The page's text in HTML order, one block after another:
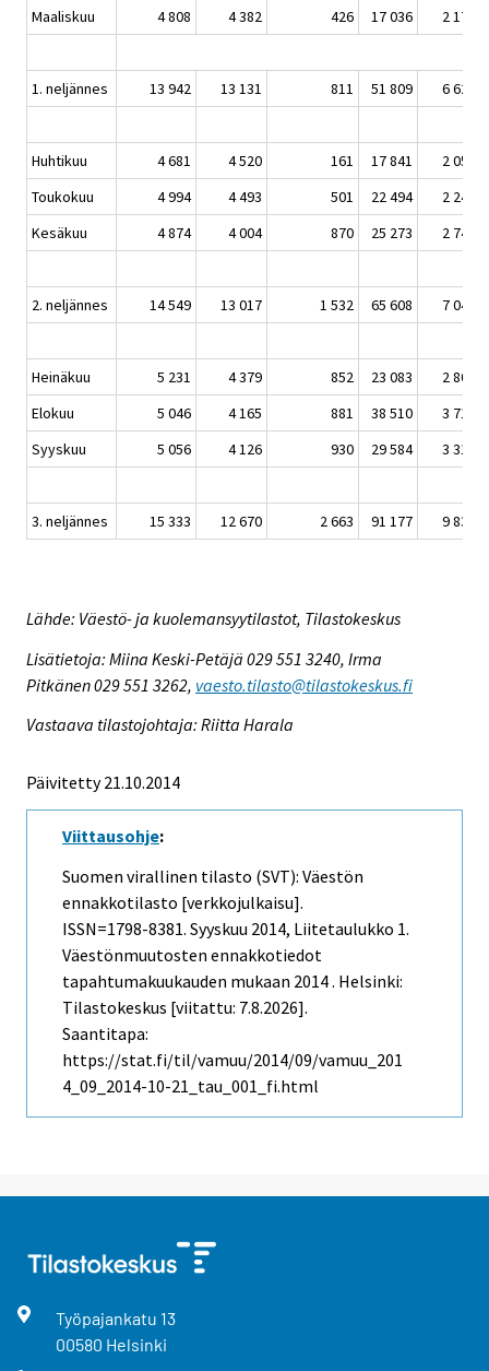
Maaliskuu
4 808 4 382 426 17 036 2 171
1. neljännes 13 942 13 131 811 51 809 6 624
Huhtikuu 4 681 4 520 161 17 841
2 058
Toukokuu
4 994 4 493 501 22 494
2 245
Kesäkuu
4 874 4 004 870 25 273 2 742
2. neljännes 14 549 13 017 1 532 65 608 7 045
Heinäkuu 5 231 4 379 852 23 083
2 801
Elokuu
5 046 4 165 881 38 510
3 716
Syyskuu
5 056 4 126 930 29 584 3 313
3. neljännes 15 333 12 670 2 663 91 177 9 830
Lähde: Väestö- ja kuolemansyytilastot, Tilastokeskus
Lisätietoja: Miina Keski-Petäjä 029 551 3240, Irma
Pitkänen 029 551 3262, vaesto.tilasto@tilastokeskus.fi
Vastaava tilastojohtaja: Riitta Harala
Päivitetty 21.10.2014
Viittausohje:
Suomen virallinen tilasto (SVT): Väestön
ennakkotilasto [verkkojulkaisu].
ISSN=1798-8381. Syyskuu 2014, Liitetaulukko 1.
Väestönmuutosten ennakkotiedot
tapahtumakuukauden mukaan 2014 . Helsinki:
Tilastokeskus [viitattu: 7.8.2026].
Saantitapa:
https://stat.fi/til/vamuu/2014/09/vamuu_201
4_09_2014-10-21_tau_001_fi.html
Työpajankatu 13
00580 Helsinki